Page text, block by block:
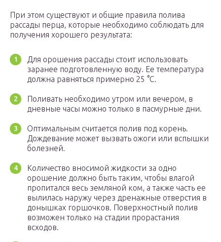
При этом существуют и общие правила полива
рассады перца, которые необходимо соблюдать для
получения хорошего результата:
Для орошения рассады стоит использовать
заранее подготовленную воду. Ее температура
должна равняться примерно 25 °C.
Поливать необходимо утром или вечером, в
дневные часы можно только в пасмурные дни.
Оптимальным считается полив под корень.
Дождевание может вызвать ожоги или вспышки
болезней.
Количество вносимой жидкости за одно
орошение должно быть таким, чтобы влагой
пропитался весь земляной ком, а также часть ее
вылилась наружу через дренажные отверстия в
донышках горшочков. Поверхностный полив
возможен только на стадии прорастания
всходов.